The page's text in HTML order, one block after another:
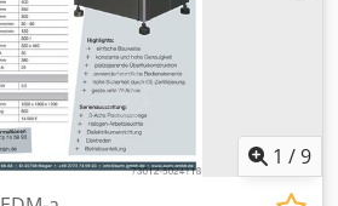
standard Više mašina odmah
1 /9